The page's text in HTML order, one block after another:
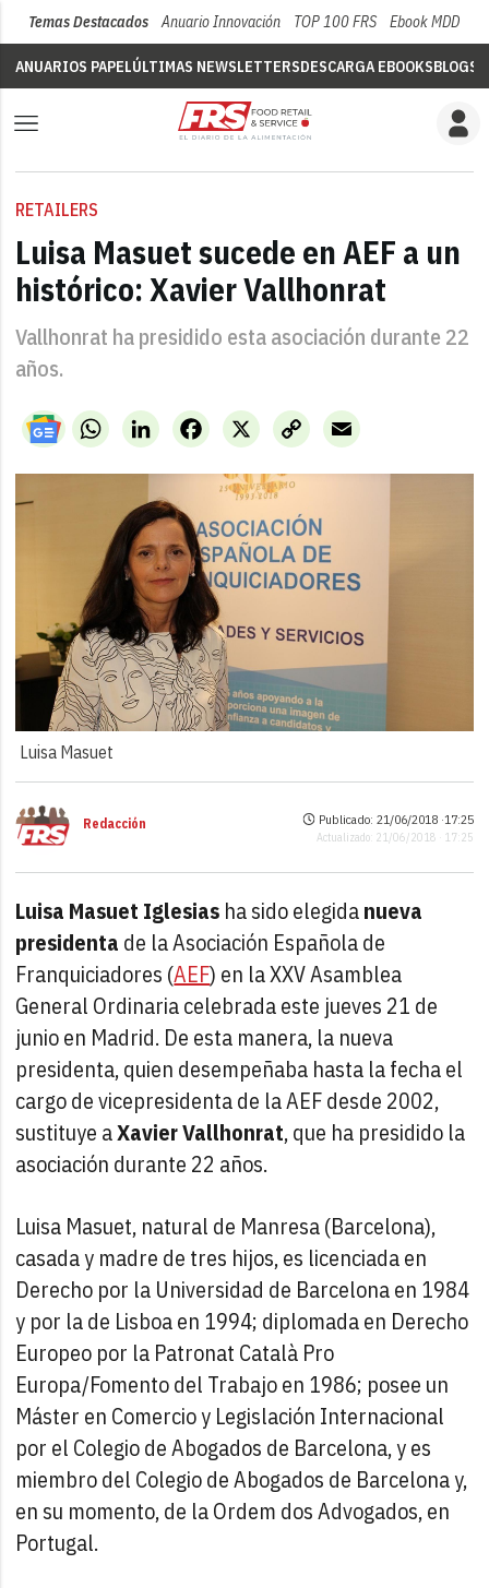
Temas Destacados Anuario Innovación TOP 100 FRS Ebook MDD
ANUARIOS PAPELÚLTIMAS NEWSLETTERSDESCARGA EBOOKSBLOGS
RETAILERS
Luisa Masuet sucede en AEF a un
histórico: Xavier Vallhonrat
Vallhonrat ha presidido esta asociación durante 22
años.
WhatsAppLinkedIn X
Facebook
Copy
Link
Email
Luisa Masuet
Redacción Publicado: 21/06/2018 ·17:25
Actualizado: 21/06/2018 · 17:25
Luisa Masuet Iglesias ha sido elegidanueva
presidenta de la Asociación Española de
Franquiciadores (AEF) en la XXV Asamblea
General Ordinaria celebrada este jueves 21 de
junio en Madrid. De esta manera, la nueva
presidenta, quien desempeñaba hasta la fecha el
cargo de vicepresidenta de la AEF desde 2002,
sustituye aXavier Vallhonrat, que ha presidido la
asociación durante 22 años.
Luisa Masuet, natural de Manresa (Barcelona),
casada y madre de tres hijos, es licenciada en
Derecho por la Universidad de Barcelona en 1984
y por la de Lisboa en 1994; diplomada en Derecho
Europeo por la Patronat Català Pro
Europa/Fomento del Trabajo en 1986; posee un
Máster en Comercio y Legislación Internacional
por el Colegio de Abogados de Barcelona, y es
miembro del Colegio de Abogados de Barcelona y,
en su momento, de la Ordem dos Advogados, en
Portugal.